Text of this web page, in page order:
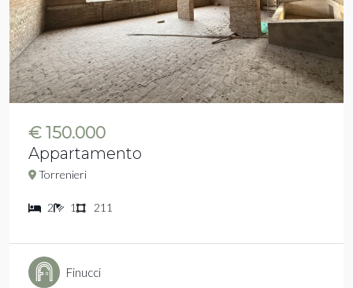
€ 150.000
Appartamento
Torrenieri
2 1 211
Finucci